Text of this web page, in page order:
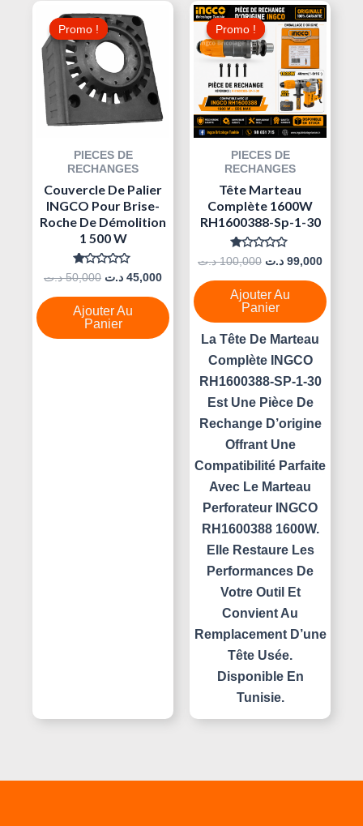
Promo !
Promo !
PIECES DE
RECHANGES
Couvercle De Palier
INGCO Pour Brise-
Roche De Démolition
1 500 W
Note
0
Sur
5
50,000 د.ت
Prix
Initial
Était :
45,000 د.ت
Le
45,000 د.ت.
Ajouter Au
Panier
Promo !
Promo !
PIECES DE
RECHANGES
Tête Marteau
Complète 1600W
RH1600388-Sp-1-30
Note
0
Sur
5
100,000 د.ت
Le
Prix
Initial
Était :
99,000 د.ت
Le
Prix
Ajouter Au
Panier
La Tête De Marteau
Complète INGCO
RH1600388-SP-1-30
Est Une Pièce De
Rechange D’origine
Offrant Une
Compatibilité Parfaite
Avec Le Marteau
Perforateur INGCO
RH1600388 1600W.
Elle Restaure Les
Performances De
Votre Outil Et
Convient Au
Remplacement D’une
Tête Usée.
Disponible En
Tunisie.